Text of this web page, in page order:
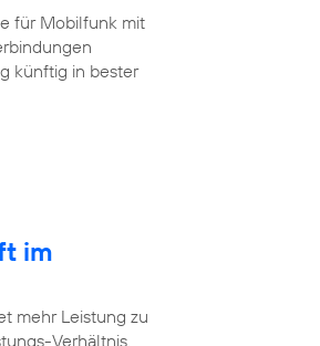
für Mobilfunk mit
künftig in bester
im
mehr Leistung zu
Verhältnis.